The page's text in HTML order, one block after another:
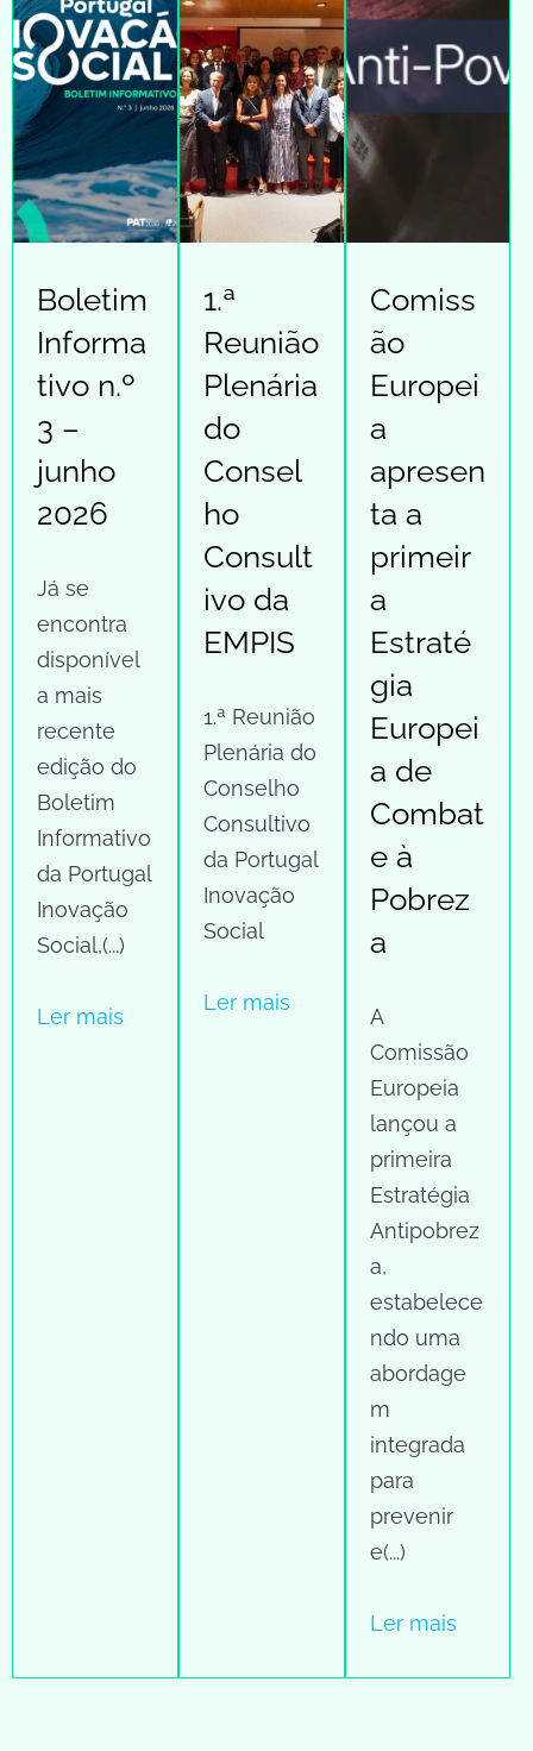
Boletim
Informa
tivo n.º
3 –
junho
2026
Já se
encontra
disponível
a mais
recente
edição do
Boletim
Informativo
da Portugal
Inovação
Social,(...)
Ler mais
1.ª
Reunião
Plenária
do
Consel
ho
Consult
ivo da
EMPIS
1.ª Reunião
Plenária do
Conselho
Consultivo
da Portugal
Inovação
Social
Ler mais
Comiss
ão
Europei
a
apresen
ta a
primeir
a
Estraté
gia
Europei
a de
Combat
e à
Pobrez
a
A
Comissão
Europeia
lançou a
primeira
Estratégia
Antipobrez
a,
estabelece
ndo uma
abordage
m
integrada
para
prevenir
e(...)
Ler mais